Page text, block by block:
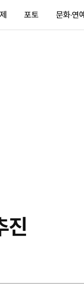
포토 문화·연예
진